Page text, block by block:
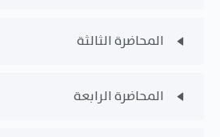
المحاضرة الثالثة
المحاضرة الرابعة